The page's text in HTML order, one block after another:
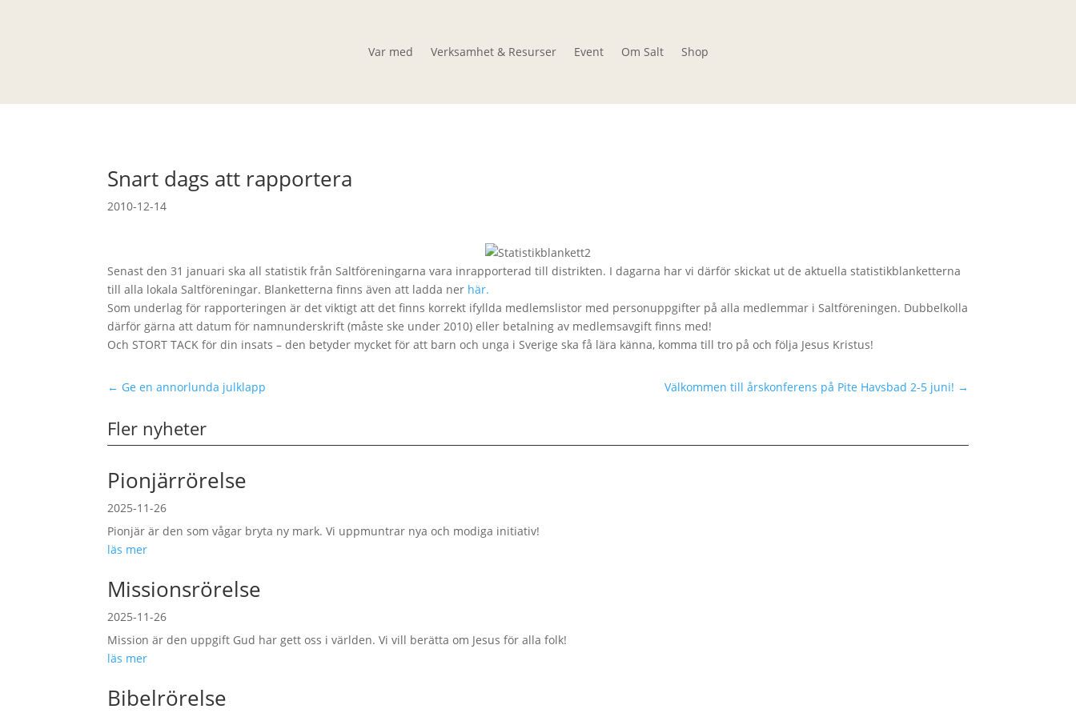
Var med Verksamhet & Resurser Event Om Salt Shop
Snart dags att rapportera
2010-12-14
Senast den 31 januari ska all statistik från Saltföreningarna vara inrapporterad till distrikten. I dagarna har vi därför skickat ut de aktuella statistikblanketterna
till alla lokala Saltföreningar. Blanketterna finns även att ladda ner här.
Som underlag för rapporteringen är det viktigt att det finns korrekt ifyllda medlemslistor med personuppgifter på alla medlemmar i Saltföreningen. Dubbelkolla
därför gärna att datum för namnunderskrift (måste ske under 2010) eller betalning av medlemsavgift finns med!
Och STORT TACK för din insats – den betyder mycket för att barn och unga i Sverige ska få lära känna, komma till tro på och följa Jesus Kristus!
← Ge en annorlunda julklapp Välkommen till årskonferens på Pite Havsbad 2-5 juni! →
Fler nyheter
Pionjärrörelse
2025-11-26
Pionjär är den som vågar bryta ny mark. Vi uppmuntrar nya och modiga initiativ!
läs mer
Missionsrörelse
2025-11-26
Mission är den uppgift Gud har gett oss i världen. Vi vill berätta om Jesus för alla folk!
läs mer
Bibelrörelse